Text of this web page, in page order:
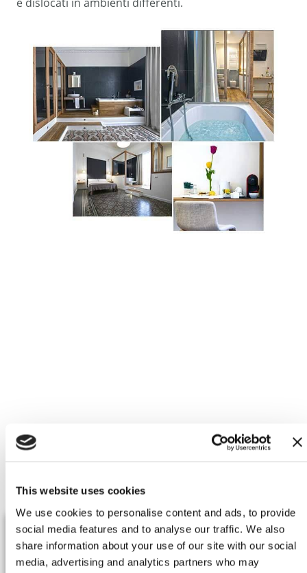
This website uses cookies
We use cookies to personalise content and ads, to provide
social media features and to analyse our traffic. We also
share information about your use of our site with our social
media, advertising and analytics partners who may
CAMERE